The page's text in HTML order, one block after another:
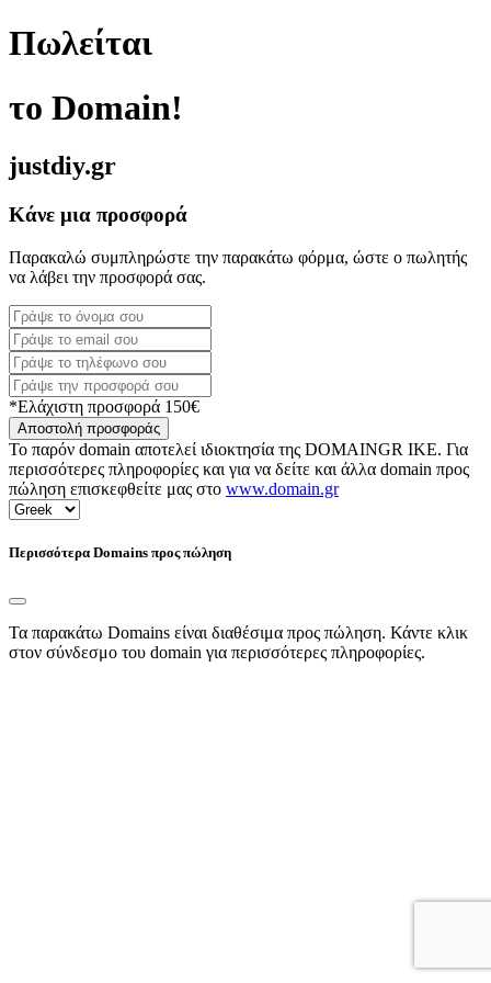
Πωλείται
το Domain!
justdiy.gr
Κάνε μια προσφορά
Παρακαλώ συμπληρώστε την παρακάτω φόρμα, ώστε ο πωλητής
να λάβει την προσφορά σας.
*Ελάχιστη προσφορά 150€
Αποστολή προσφοράς
Το παρόν domain αποτελεί ιδιοκτησία της DOMAINGR ΙΚΕ. Για
περισσότερες πληροφορίες και για να δείτε και άλλα domain προς
πώληση επισκεφθείτε μας στο www.domain.gr
Περισσότερα Domains προς πώληση
Τα παρακάτω Domains είναι διαθέσιμα προς πώληση. Κάντε κλικ
στον σύνδεσμο του domain για περισσότερες πληροφορίες.